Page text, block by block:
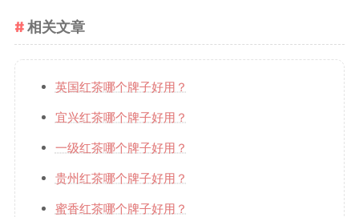
相关文章
英国红茶哪个牌子好用？
宜兴红茶哪个牌子好用？
一级红茶哪个牌子好用？
贵州红茶哪个牌子好用？
蜜香红茶哪个牌子好用？